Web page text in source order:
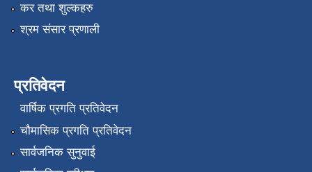
कर तथा शुल्कहरु
श्रम संसार प्रणाली
प्रतिवेदन
वार्षिक प्रगति प्रतिवेदन
चौमासिक प्रगति प्रतिवेदन
सार्वजनिक सुनुवाई